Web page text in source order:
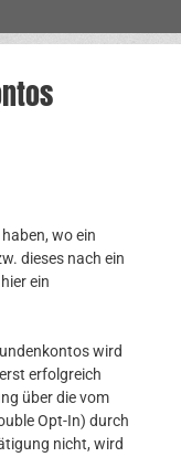
wo ein
dieses nach ein
ein
wird
erfolgreich
über die vom
Opt-In) durch
nicht, wird